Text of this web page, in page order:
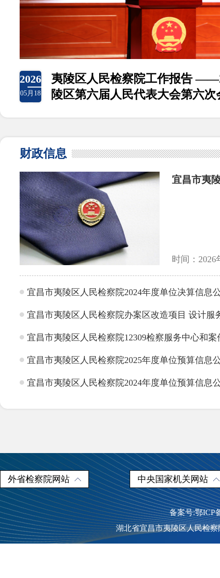
2026
05月18
夷陵区人民检察院工作报告
陵区第六届人民代表大会第六次
财政信息
宜昌市夷
时间：2026
宜昌市夷陵区人民检察院2024年度单位决算信息
宜昌市夷陵区人民检察院办案区改造项目 设计服
宜昌市夷陵区人民检察院12309检察服务中心和
宜昌市夷陵区人民检察院2025年度单位预算信息
宜昌市夷陵区人民检察院2024年度单位预算信息
外省检察院网站 中央国家机关网站
备案号:鄂ICP
湖北省宜昌市夷陵区人民检察